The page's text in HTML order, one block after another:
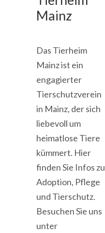
Mainz
Das Tierheim
Mainz ist ein
engagierter
Tierschutzverein
in Mainz, der sich
liebevoll um
heimatlose Tiere
kümmert. Hier
finden Sie Infos zu
Adoption, Pflege
und Tierschutz.
Besuchen Sie uns
unter